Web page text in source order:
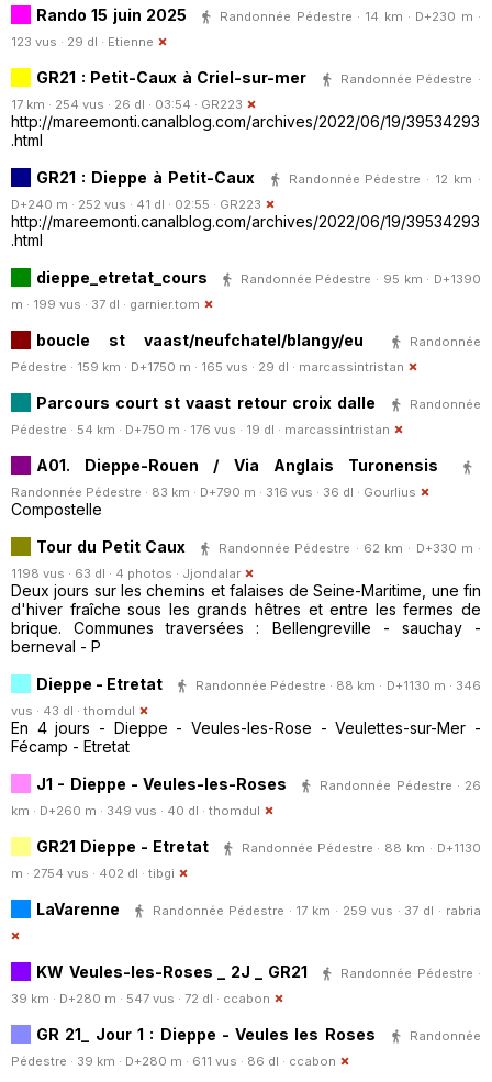
Rando 15 juin 2025
Randonnée Pédestre · 14 km · D+230 m ·
123 vus · 29 dl · Etienne
GR21 : Petit-Caux à Criel-sur-mer
Randonnée Pédestre ·
17 km · 254 vus · 26 dl · 03:54 · GR223
http://mareemonti.canalblog.com/archives/2022/06/19/39534293
.html
GR21 : Dieppe à Petit-Caux
Randonnée Pédestre · 12 km ·
D+240 m · 252 vus · 41 dl · 02:55 · GR223
http://mareemonti.canalblog.com/archives/2022/06/19/39534293
.html
dieppe_etretat_cours
Randonnée Pédestre · 95 km · D+1390
m · 199 vus · 37 dl · garnier.tom
boucle st vaast/neufchatel/blangy/eu
Randonnée
Pédestre · 159 km · D+1750 m · 165 vus · 29 dl · marcassintristan
Parcours court st vaast retour croix dalle
Randonnée
Pédestre · 54 km · D+750 m · 176 vus · 19 dl · marcassintristan
A01. Dieppe-Rouen / Via Anglais Turonensis
Randonnée Pédestre · 83 km · D+790 m · 316 vus · 36 dl · Gourlius
Compostelle
Tour du Petit Caux
Randonnée Pédestre · 62 km · D+330 m ·
1198 vus · 63 dl · 4 photos · Jjondalar
Deux jours sur les chemins et falaises de Seine-Maritime, une fin
d'hiver fraîche sous les grands hêtres et entre les fermes de
brique. Communes traversées : Bellengreville - sauchay -
berneval - P
Dieppe - Etretat
Randonnée Pédestre · 88 km · D+1130 m · 346
vus · 43 dl · thomdul
En 4 jours - Dieppe - Veules-les-Rose - Veulettes-sur-Mer -
Fécamp - Etretat
J1 - Dieppe - Veules-les-Roses
Randonnée Pédestre · 26
km · D+260 m · 349 vus · 40 dl · thomdul
GR21 Dieppe - Etretat
Randonnée Pédestre · 88 km · D+1130
m · 2754 vus · 402 dl · tibgi
LaVarenne Randonnée Pédestre · 17 km · 259 vus · 37 dl · rabria
KW Veules-les-Roses _ 2J _ GR21
Randonnée Pédestre ·
39 km · D+280 m · 547 vus · 72 dl · ccabon
GR 21_ Jour 1 : Dieppe - Veules les Roses
Randonnée
Pédestre · 39 km · D+280 m · 611 vus · 86 dl · ccabon